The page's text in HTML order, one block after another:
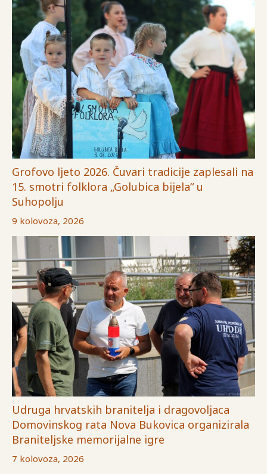
Grofovo ljeto 2026. Čuvari tradicije zaplesali na
15. smotri folklora „Golubica bijela“ u
Suhopolju
9 kolovoza, 2026
Udruga hrvatskih branitelja i dragovoljaca
Domovinskog rata Nova Bukovica organizirala
Braniteljske memorijalne igre
7 kolovoza, 2026